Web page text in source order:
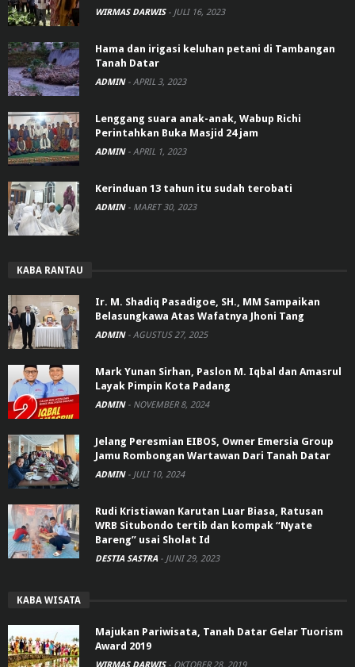
WIRMAS DARWIS - JULI 16, 2023
Hama dan irigasi keluhan petani di Tambangan
Tanah Datar
ADMIN - APRIL 3, 2023
Lenggang suara anak-anak, Wabup Richi
Perintahkan Buka Masjid 24 jam
ADMIN - APRIL 1, 2023
Kerinduan 13 tahun itu sudah terobati
ADMIN - MARET 30, 2023
KABA RANTAU
Ir. M. Shadiq Pasadigoe, SH., MM Sampaikan
Belasungkawa Atas Wafatnya Jhoni Tang
ADMIN - AGUSTUS 27, 2025
Mark Yunan Sirhan, Paslon M. Iqbal dan Amasrul
Layak Pimpin Kota Padang
ADMIN - NOVEMBER 8, 2024
Jelang Peresmian EIBOS, Owner Emersia Group
Jamu Rombongan Wartawan Dari Tanah Datar
ADMIN - JULI 10, 2024
Rudi Kristiawan Karutan Luar Biasa, Ratusan
WRB Situbondo tertib dan kompak “Nyate
Bareng” usai Sholat Id
DESTIA SASTRA - JUNI 29, 2023
KABA WISATA
Majukan Pariwisata, Tanah Datar Gelar Tuorism
Award 2019
WIRMAS DARWIS - OKTOBER 28, 2019